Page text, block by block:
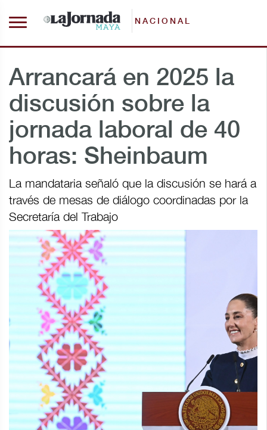
NACIONAL
Arrancará en 2025 la
discusión sobre la
jornada laboral de 40
horas: Sheinbaum
La mandataria señaló que la discusión se hará a
través de mesas de diálogo coordinadas por la
Secretaría del Trabajo